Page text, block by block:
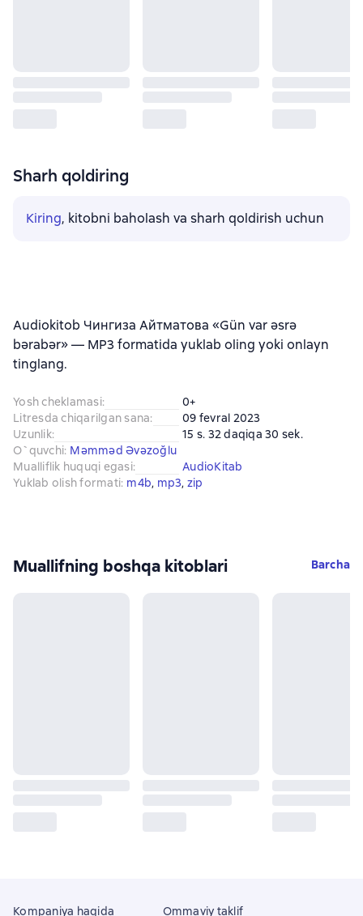
Sharh qoldiring
Kiring, kitobni baholash va sharh qoldirish uchun
Audiokitob Чингиза Айтматова «Gün var əsrə
bərabər» — MP3 formatida yuklab oling yoki onlayn
tinglang.
Yosh cheklamasi:
0+
Litresda chiqarilgan sana:
09 fevral 2023
Uzunlik:
15 s. 32 daqiqa 30 sek.
O`quvchi: Məmməd Əvəzoğlu
Mualliflik huquqi egasi:
AudioKitab
Yuklab olish formati: m4b, mp3, zip
Muallifning boshqa kitoblari Barcha
Kompaniya haqida Ommaviy taklif